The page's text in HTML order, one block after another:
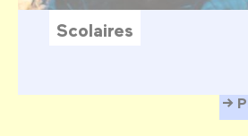
Scolaires